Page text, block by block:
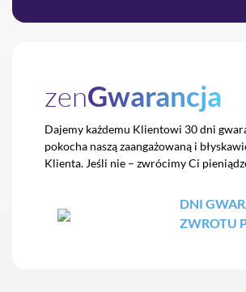
zenGwarancja
Dajemy każdemu Klientowi 30 dni
pokocha naszą zaangażowaną i
Klienta. Jeśli nie – zwrócimy Ci
DNI
ZWROTU